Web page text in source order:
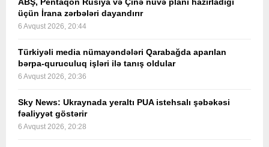
üçün İrana zərbələri dayandırır
6 Avqust 2026, 20:44
Türkiyəli media nümayəndələri Qarabağda aparılan
bərpa-quruculuq işləri ilə tanış oldular
6 Avqust 2026, 20:36
Sky News: Ukraynada yeraltı PUA istehsalı şəbəkəsi
fəaliyyət göstərir
6 Avqust 2026, 20:28